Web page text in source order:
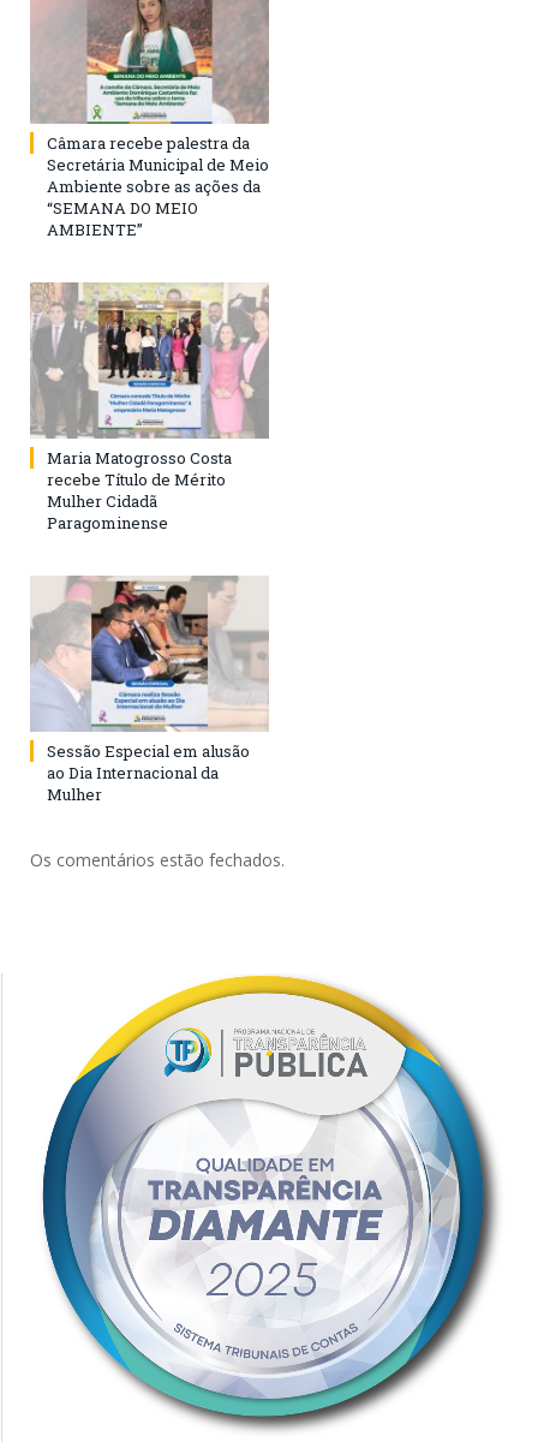
Câmara recebe palestra da
Secretária Municipal de Meio
Ambiente sobre as ações da
“SEMANA DO MEIO
AMBIENTE”
Maria Matogrosso Costa
recebe Título de Mérito
Mulher Cidadã
Paragominense
Sessão Especial em alusão
ao Dia Internacional da
Mulher
Os comentários estão fechados.